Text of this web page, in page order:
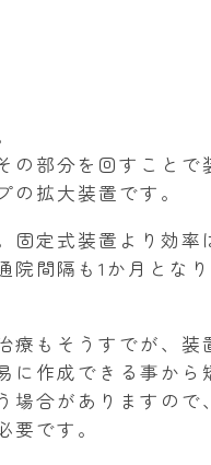
の部分を回すことで
の拡大装置です。
定式装置より効率
院間隔も1か月とな
療もそうすでが、
に作成できる事か
場合がありますの
です。